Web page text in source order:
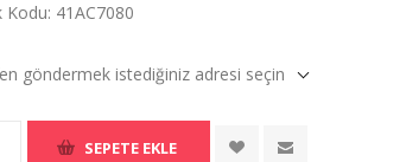
Kodu: 41AC7080
göndermek istediğiniz adresi seçin